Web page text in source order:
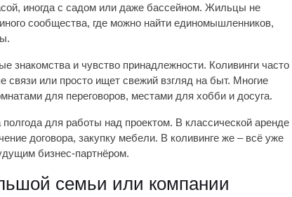
иногда с садом или даже бассейном. Жильцы не
сообщества, где можно найти единомышленников,
знакомства и чувство принадлежности. Коливинги часто
связи или просто ищет свежий взгляд на быт. Многие
для переговоров, местами для хобби и досуга.
для работы над проектом. В классической аренде
договора, закупку мебели. В коливинге же – всё уже
бизнес-партнёром.
семьи или компании